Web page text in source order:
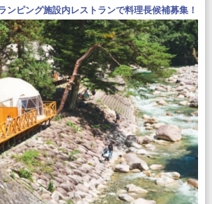
ンピング施設内レストランで料理長候補募集！